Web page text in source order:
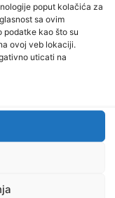
poput kolačića za
sa ovim
podatke kao što su
ovoj veb lokaciji.
uticati na
Požari
se i BiH